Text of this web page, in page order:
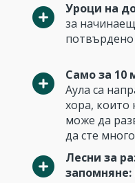
Уроци на
за
потвърдено
Само за 10
Аула са
хора, които
може да
да сте
Лесни за
запомняне: